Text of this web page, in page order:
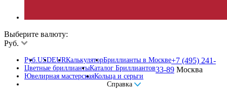
Выберите валюту:
Руб.
Руб.USDEURКалькуляторБриллианты в Москве
Цветные бриллиантыКаталог Бриллиантов
Ювелирная мастерскаяКольца и серьги
Справка
+7 (495) 241-
33-89 Москва